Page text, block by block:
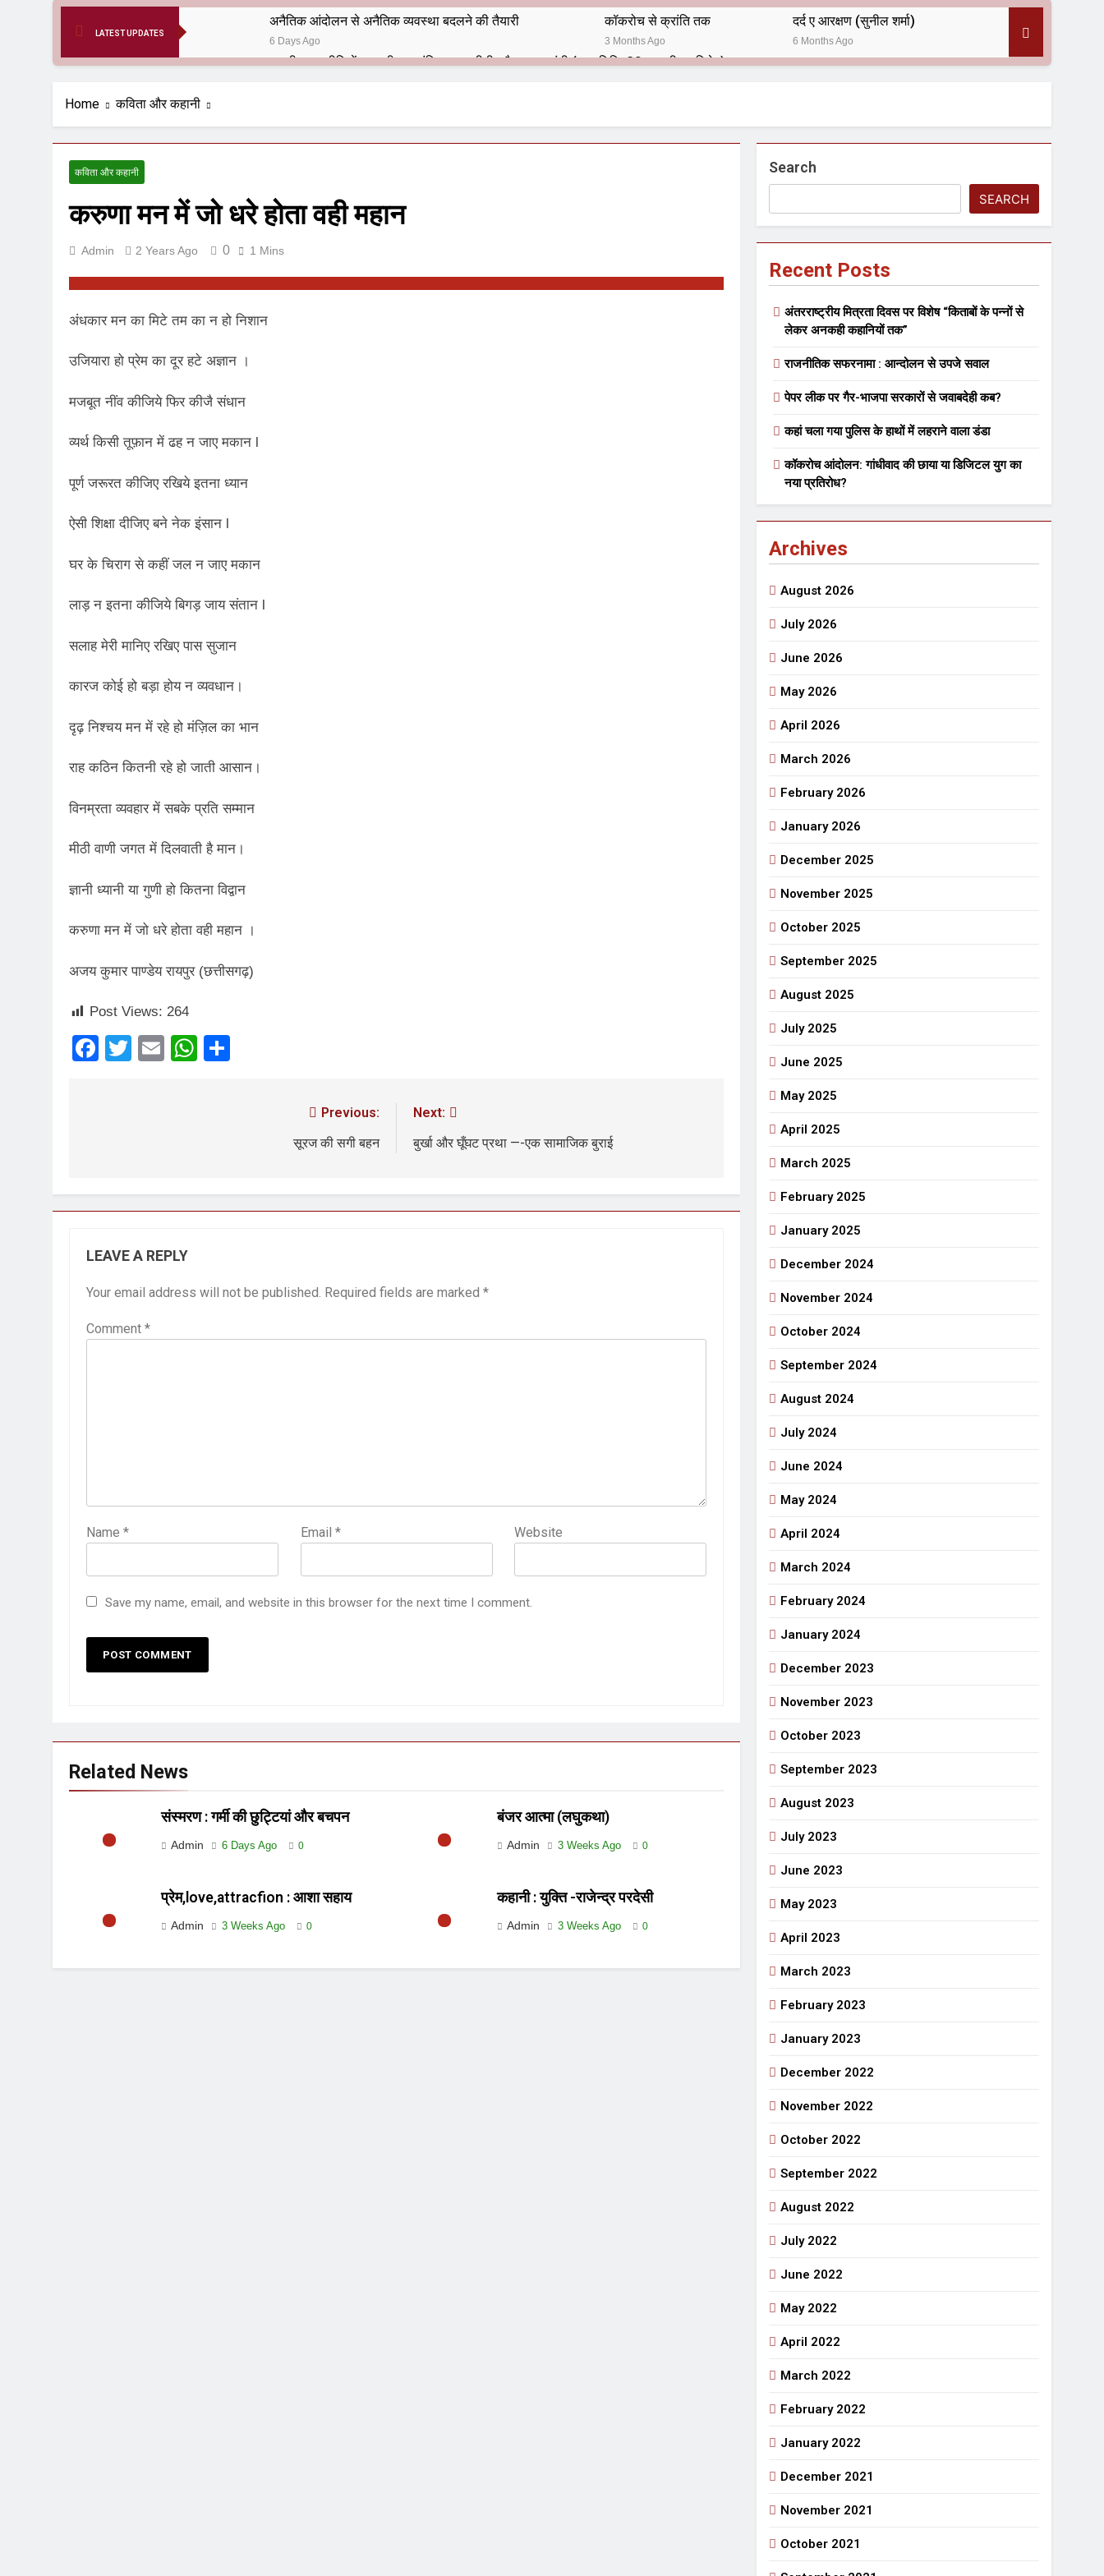
LATEST UPDATES
अनैतिक आंदोलन से अनैतिक व्यवस्था बदलने की तैयारी
6 Days Ago
कॉकरोच से क्रांति तक
3 Months Ago
दर्द ए आरक्षण (सुनील शर्मा)
6 Months Ago
भारतीय राजनीति में आज भी प्रासांगिक एव अद्वीतीय है महात्मा गांधी (पुण्य तिथि-30 जनवरी पर विशेष)
हरियाणा सरकार के बाबा बंदा सिंह बहादुर की स्मृति में स्मारक निर्माण की दिशा में बढ़ते कदम
1 Year Ago
पाकिस्तान और PoK में 9 आतंकी ठिकानों पर भारत ने की एयर स्ट्राइक (ऑपरेशन सिन्दूर)
1 Year Ago
समाज सेवा मे तत्पर दानवीर परिवार
विश्व पुस्तक मेले (10-18 फरवरी) में अनुराधा प्रकाशन के स्टाल पर अपनी पुस्तक को प्रदर्शित/विमोचन हेतु संपर्क करें
3 Years Ago
श्री हनुमानजी का जन्म महोत्सव का भव्य आयोजन
राजनीतिक सफरनामा : आन्दोलन से उपजे सवाल
कहां चला गया पुलिस के हाथों में लहराने वाला डंडा
Home कविता और कहानी
कविता और कहानी
करुणा मन में जो धरे होता वही महान
Admin 2 Years Ago 0 1 Mins
अंधकार मन का मिटे तम का न हो निशान
उजियारा हो प्रेम का दूर हटे अज्ञान ।
मजबूत नींव कीजिये फिर कीजै संधान
व्यर्थ किसी तूफ़ान में ढह न जाए मकान l
पूर्ण जरूरत कीजिए रखिये इतना ध्यान
ऐसी शिक्षा दीजिए बने नेक इंसान l
घर के चिराग से कहीं जल न जाए मकान
लाड़ न इतना कीजिये बिगड़ जाय संतान l
सलाह मेरी मानिए रखिए पास सुजान
कारज कोई हो बड़ा होय न व्यवधान।
दृढ़ निश्चय मन में रहे हो मंज़िल का भान
राह कठिन कितनी रहे हो जाती आसान।
विनम्रता व्यवहार में सबके प्रति सम्मान
मीठी वाणी जगत में दिलवाती है मान।
ज्ञानी ध्यानी या गुणी हो कितना विद्वान
करुणा मन में जो धरे होता वही महान ।
अजय कुमार पाण्डेय रायपुर (छत्तीसगढ़)
Post Views: 264
Facebook
TwitterEmailWhatsApp
Previous:
सूरज की सगी बहन
Next:
बुर्खा और घूँघट प्रथा —-एक सामाजिक बुराई
LEAVE A REPLY
Your email address will not be published. Required fields are marked *
Comment *
Name * Email * Website
Save my name, email, and website in this browser for the next time I comment.
Related News
संस्मरण : गर्मी की छुट्टियां और बचपन
Admin 6 Days Ago 0
बंजर आत्मा (लघुकथा)
Admin 3 Weeks Ago 0
प्रेम,love,attracfion : आशा सहाय
Admin 3 Weeks Ago 0
कहानी : युक्ति -राजेन्द्र परदेसी
Admin 3 Weeks Ago 0
Search
SEARCH
Recent Posts
अंतरराष्ट्रीय मित्रता दिवस पर विशेष “किताबों के पन्नों से
लेकर अनकही कहानियों तक”
राजनीतिक सफरनामा : आन्दोलन से उपजे सवाल
पेपर लीक पर गैर-भाजपा सरकारों से जवाबदेही कब?
कहां चला गया पुलिस के हाथों में लहराने वाला डंडा
कॉकरोच आंदोलन: गांधीवाद की छाया या डिजिटल युग का
नया प्रतिरोध?
Archives
August 2026
July 2026
June 2026
May 2026
April 2026
March 2026
February 2026
January 2026
December 2025
November 2025
October 2025
September 2025
August 2025
July 2025
June 2025
May 2025
April 2025
March 2025
February 2025
January 2025
December 2024
November 2024
October 2024
September 2024
August 2024
July 2024
June 2024
May 2024
April 2024
March 2024
February 2024
January 2024
December 2023
November 2023
October 2023
September 2023
August 2023
July 2023
June 2023
May 2023
April 2023
March 2023
February 2023
January 2023
December 2022
November 2022
October 2022
September 2022
August 2022
July 2022
June 2022
May 2022
April 2022
March 2022
February 2022
January 2022
December 2021
November 2021
October 2021